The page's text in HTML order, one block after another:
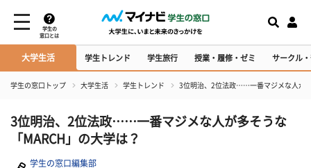
学生の
窓口とは
大学生活 学生トレンド 学生旅行 授業・履修・ゼミ サークル
学生の窓口トップ 大学生活 学生トレンド 3位明治、2位法政……一番マジメな人が
3位明治、2位法政……一番マジメな人が多そうな
「MARCH」の大学は？
学生の窓口編集部